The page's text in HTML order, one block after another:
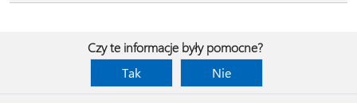
Czy te informacje były pomocne?
Tak
Nie